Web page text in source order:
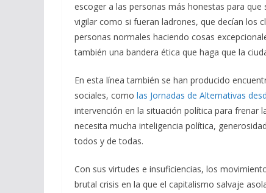
escoger a las personas más honestas para
vigilar como si fueran ladrones, que decían los
personas normales haciendo cosas
también una bandera ética que haga que la
En esta línea también se han producido
sociales, como las Jornadas de Alternativas
intervención en la situación política para frenar
necesita mucha inteligencia política,
todos y de todas.
Con sus virtudes e insuficiencias, los
brutal crisis en la que el capitalismo salvaje